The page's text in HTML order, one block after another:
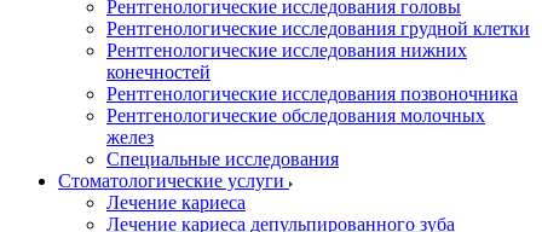
Рентгенологические исследования головы
Рентгенологические исследования грудной клетки
Рентгенологические исследования нижних
конечностей
Рентгенологические исследования позвоночника
Рентгенологические обследования молочных
желез
Специальные исследования
Стоматологические услуги
Лечение кариеса
Лечение кариеса депульпированного зуба